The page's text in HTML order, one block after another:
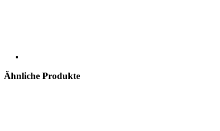
Ähnliche Produkte